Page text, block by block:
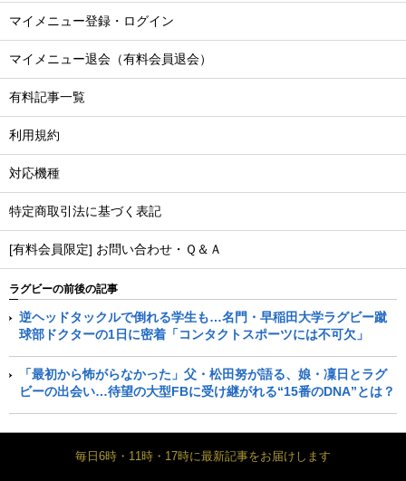
マイメニュー登録・ログイン
マイメニュー退会（有料会員退会）
有料記事一覧
利用規約
対応機種
特定商取引法に基づく表記
[有料会員限定] お問い合わせ・Ｑ＆Ａ
ラグビーの前後の記事
逆ヘッドタックルで倒れる学生も…名門・早稲田大学ラグビー蹴
球部ドクターの1日に密着「コンタクトスポーツには不可欠」
「最初から怖がらなかった」父・松田努が語る、娘・凜日とラグ
ビーの出会い…待望の大型FBに受け継がれる“15番のDNA”とは？
毎日6時・11時・17時に最新記事をお届けします